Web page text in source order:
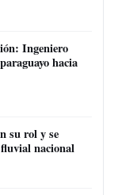
Ingeniero
hacia
su rol y se
nacional